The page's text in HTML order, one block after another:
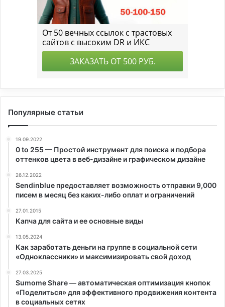
Популярные статьи
19.09.2022
0 to 255 — Простой инструмент для поиска и подбора
оттенков цвета в веб-дизайне и графическом дизайне
26.12.2022
Sendinblue предоставляет возможность отправки 9,000
писем в месяц без каких-либо оплат и ограничений
27.01.2015
Капча для сайта и ее основные виды
13.05.2024
Как заработать деньги на группе в социальной сети
«Одноклассники» и максимизировать свой доход
27.03.2025
Sumome Share — автоматическая оптимизация кнопок
«Поделиться» для эффективного продвижения контента
в социальных сетях